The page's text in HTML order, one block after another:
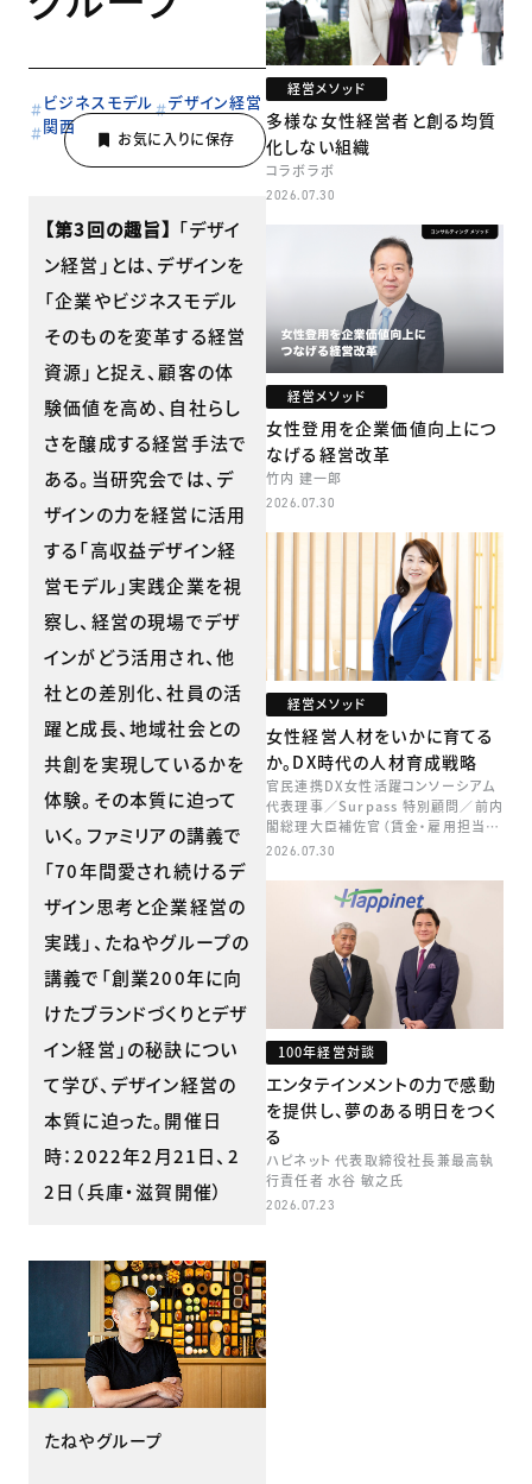
ビジネスモデル
デザイン経営
関西
【第3回の趣旨】 「デザイ
ン経営」とは、デザインを
「企業やビジネスモデル
そのものを変革する経営
資源」と捉え、顧客の体
験価値を高め、自社らし
さを醸成する経営手法で
ある。当研究会では、デ
ザインの力を経営に活用
する「高収益デザイン経
営モデル」実践企業を視
察し、経営の現場でデザ
インがどう活用され、他
社との差別化、社員の活
躍と成長、地域社会との
共創を実現しているかを
体験。その本質に迫って
いく。ファミリアの講義で
「70年間愛され続けるデ
ザイン思考と企業経営の
実践」、たねやグループの
講義で「創業200年に向
けたブランドづくりとデザ
イン経営」の秘訣につい
て学び、デザイン経営の
本質に迫った。開催日
時：2022年2月21日、2
2日（兵庫・滋賀開催）
たねやグループ
経営メソッド
多様な女性経営者と創る均質
化しない組織
コラボラボ
2026.07.30
経営メソッド
女性登用を企業価値向上につ
なげる経営改革
竹内 建一郎
2026.07.30
経営メソッド
女性経営人材をいかに育てる
か。DX時代の人材育成戦略
官民連携DX女性活躍コンソーシアム
代表理事／Surpass 特別顧問／前内
閣総理大臣補佐官（賃金・雇用担当）
矢田 稚子
2026.07.30
100年経営対談
エンタテインメントの力で感動
を提供し、夢のある明日をつく
る
ハピネット 代表取締役社長兼最高執
行責任者 水谷 敏之氏
2026.07.23